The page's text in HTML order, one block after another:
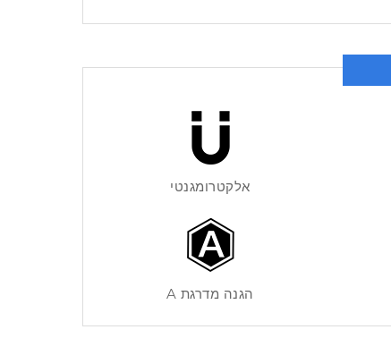
אלקטרומגנטי
הגנה מדרגת A